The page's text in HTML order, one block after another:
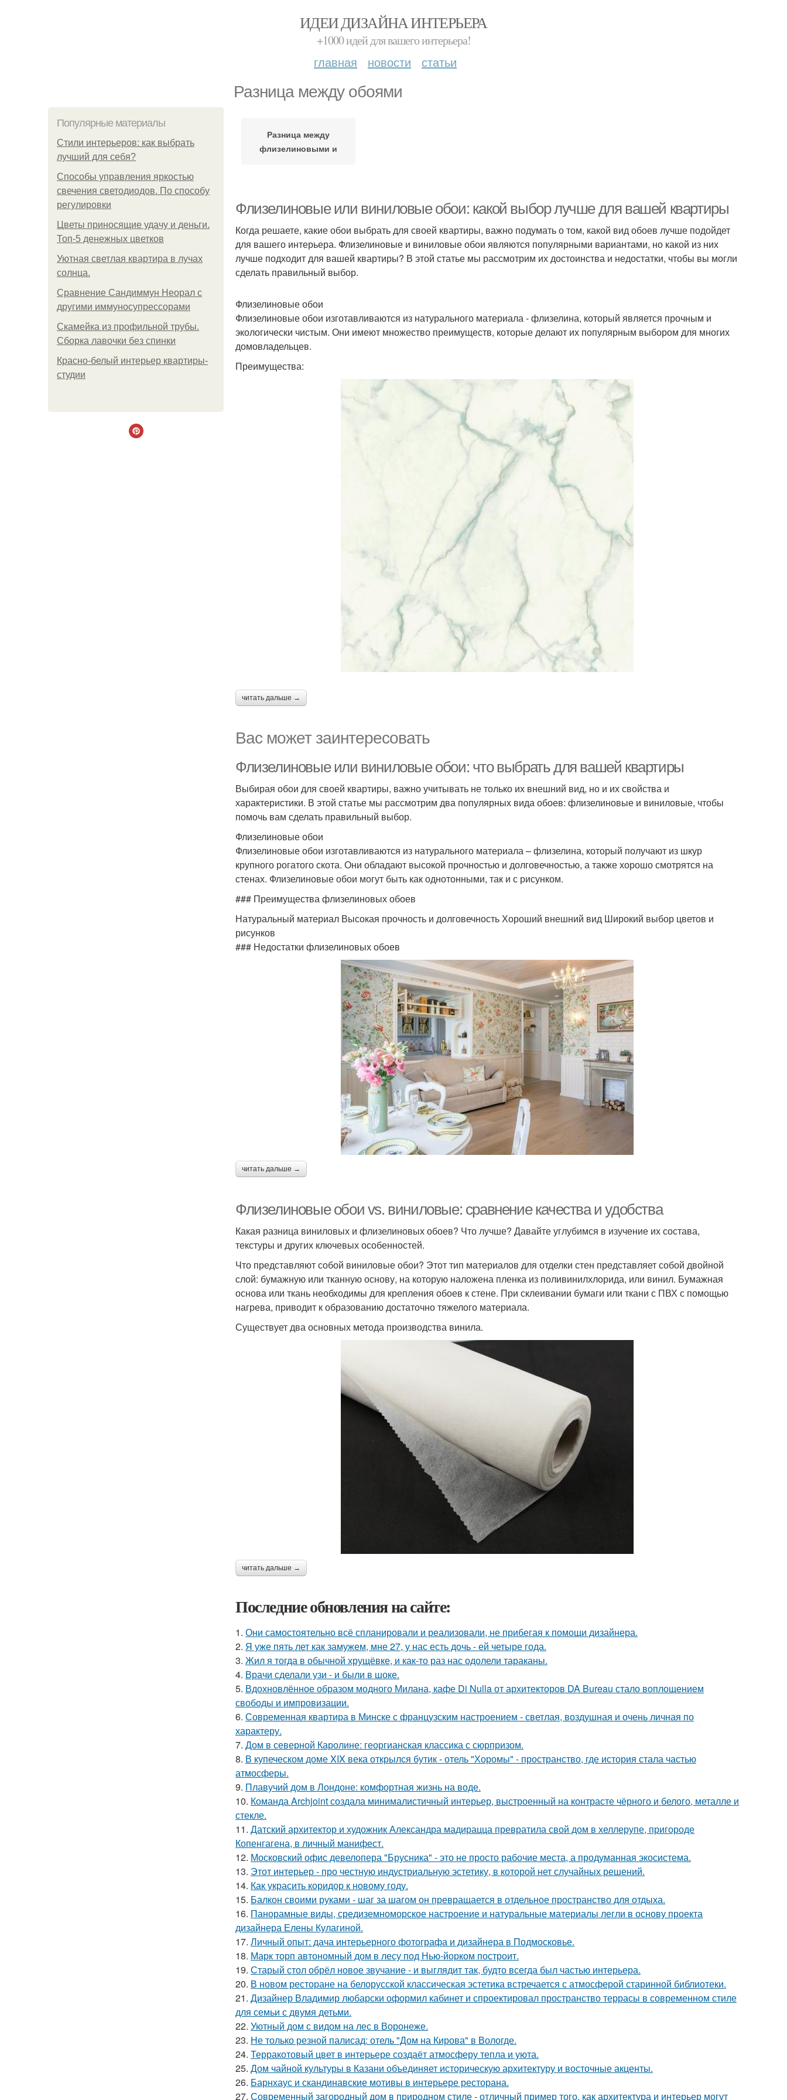
ИДЕИ ДИЗАЙНА ИНТЕРЬЕРА
+1000 идей для вашего интерьера!
главная новости статьи
Разница между обоями
Популярные материалы
Стили интерьеров: как выбрать
лучший для себя?
Способы управления яркостью
свечения светодиодов. По способу
регулировки
Цветы приносящие удачу и деньги.
Топ-5 денежных цветков
Уютная светлая квартира в лучах
солнца.
Сравнение Сандиммун Неорал с
другими иммуносупрессорами
Скамейка из профильной трубы.
Сборка лавочки без спинки
Красно-белый интерьер квартиры-
студии
Разница между
флизелиновыми и
Флизелиновые или виниловые обои: какой выбор лучше для вашей квартиры
Когда решаете, какие обои выбрать для своей квартиры, важно подумать о том, какой вид обоев лучше подойдет
для вашего интерьера. Флизелиновые и виниловые обои являются популярными вариантами, но какой из них
лучше подходит для вашей квартиры? В этой статье мы рассмотрим их достоинства и недостатки, чтобы вы могли
сделать правильный выбор.
Флизелиновые обои
Флизелиновые обои изготавливаются из натурального материала - флизелина, который является прочным и
экологически чистым. Они имеют множество преимуществ, которые делают их популярным выбором для многих
домовладельцев.
Преимущества:
читать дальше →
Вас может заинтересовать
Флизелиновые или виниловые обои: что выбрать для вашей квартиры
Выбирая обои для своей квартиры, важно учитывать не только их внешний вид, но и их свойства и
характеристики. В этой статье мы рассмотрим два популярных вида обоев: флизелиновые и виниловые, чтобы
помочь вам сделать правильный выбор.
Флизелиновые обои
Флизелиновые обои изготавливаются из натурального материала – флизелина, который получают из шкур
крупного рогатого скота. Они обладают высокой прочностью и долговечностью, а также хорошо смотрятся на
стенах. Флизелиновые обои могут быть как однотонными, так и с рисунком.
### Преимущества флизелиновых обоев
Натуральный материал Высокая прочность и долговечность Хороший внешний вид Широкий выбор цветов и
рисунков
### Недостатки флизелиновых обоев
читать дальше →
Флизелиновые обои vs. виниловые: сравнение качества и удобства
Какая разница виниловых и флизелиновых обоев? Что лучше? Давайте углубимся в изучение их состава,
текстуры и других ключевых особенностей.
Что представляют собой виниловые обои? Этот тип материалов для отделки стен представляет собой двойной
слой: бумажную или тканную основу, на которую наложена пленка из поливинилхлорида, или винил. Бумажная
основа или ткань необходимы для крепления обоев к стене. При склеивании бумаги или ткани с ПВХ с помощью
нагрева, приводит к образованию достаточно тяжелого материала.
Существует два основных метода производства винила.
читать дальше →
Последние обновления на сайте:
1. Они самостоятельно всё спланировали и реализовали, не прибегая к помощи дизайнера.
2. Я уже пять лет как замужем, мне 27, у нас есть дочь - ей четыре года.
3. Жил я тогда в обычной хрущёвке, и как-то раз нас одолели тараканы.
4. Врачи сделали узи - и были в шоке.
5. Вдохновлённое образом модного Милана, кафе Di Nulla от архитекторов DA Bureau стало воплощением
свободы и импровизации.
6. Современная квартира в Минске с французским настроением - светлая, воздушная и очень личная по
характеру.
7. Дом в северной Каролине: георгианская классика с сюрпризом.
8. В купеческом доме XIX века открылся бутик - отель "Хоромы" - пространство, где история стала частью
атмосферы.
9. Плавучий дом в Лондоне: комфортная жизнь на воде.
10. Команда Archjoint создала минималистичный интерьер, выстроенный на контрасте чёрного и белого, металле и
стекле.
11. Датский архитектор и художник Александра мадирацца превратила свой дом в хеллерупе, пригороде
Копенгагена, в личный манифест.
12. Московский офис девелопера "Брусника" - это не просто рабочие места, а продуманная экосистема.
13. Этот интерьер - про честную индустриальную эстетику, в которой нет случайных решений.
14. Как украсить коридор к новому году.
15. Балкон своими руками - шаг за шагом он превращается в отдельное пространство для отдыха.
16. Панорамные виды, средиземноморское настроение и натуральные материалы легли в основу проекта
дизайнера Елены Кулагиной.
17. Личный опыт: дача интерьерного фотографа и дизайнера в Подмосковье.
18. Марк торп автономный дом в лесу под Нью-йорком построит.
19. Старый стол обрёл новое звучание - и выглядит так, будто всегда был частью интерьера.
20. В новом ресторане на белорусской классическая эстетика встречается с атмосферой старинной библиотеки.
21. Дизайнер Владимир любарски оформил кабинет и спроектировал пространство террасы в современном стиле
для семьи с двумя детьми.
22. Уютный дом с видом на лес в Воронеже.
23. Не только резной палисад: отель "Дом на Кирова" в Вологде.
24. Терракотовый цвет в интерьере создаёт атмосферу тепла и уюта.
25. Дом чайной культуры в Казани объединяет историческую архитектуру и восточные акценты.
26. Барнхаус и скандинавские мотивы в интерьере ресторана.
27. Современный загородный дом в природном стиле - отличный пример того, как архитектура и интерьер могут